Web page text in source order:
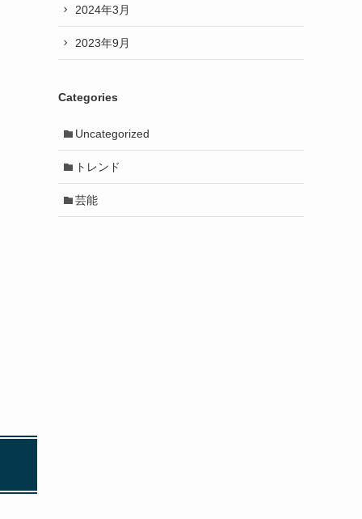
2024年3月
2023年9月
Categories
Uncategorized
トレンド
芸能